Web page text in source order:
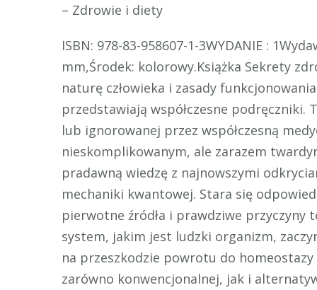
– Zdrowie i diety
ISBN: 978-83-958607-1-3WYDANIE :
mm,Środek: kolorowy.Książka Sekrety
naturę człowieka i zasady
przedstawiają współczesne podręczniki.
lub ignorowanej przez współczesną
nieskomplikowanym, ale zarazem
pradawną wiedzę z najnowszymi
mechaniki kwantowej. Stara się
pierwotne źródła i prawdziwe przyczyny
system, jakim jest ludzki organizm,
na przeszkodzie powrotu do
zarówno konwencjonalnej, jak i